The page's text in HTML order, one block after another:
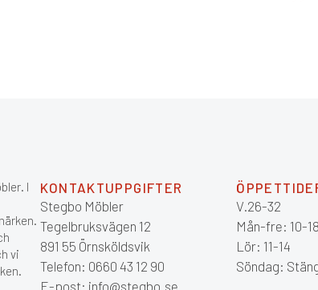
I
vi
KONTAKTUPPGIFTER
Stegbo Möbler
Tegelbruksvägen 12
891 55 Örnsköldsvik
Telefon: 0660 43 12 90
E-post: info@stegbo.se
V.26-32
Mån-fre: 10-18
Lör: 11-14
Söndag: